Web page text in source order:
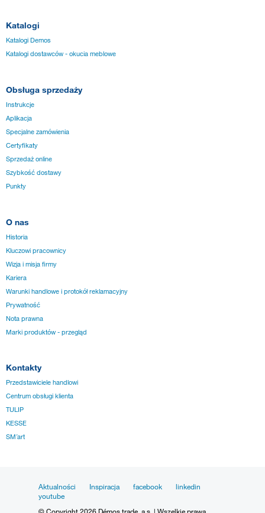
Katalogi
Katalogi Demos
Katalogi dostawców - okucia meblowe
Obsługa sprzedaży
Instrukcje
Aplikacja
Specjalne zamówienia
Certyfikaty
Sprzedaż online
Szybkość dostawy
Punkty
O nas
Historia
Kluczowi pracownicy
Wizja i misja firmy
Kariera
Warunki handlowe i protokół reklamacyjny
Prywatność
Nota prawna
Marki produktów - przegląd
Kontakty
Przedstawiciele handlowi
Centrum obsługi klienta
TULIP
KESSE
SM´art
Aktualności Inspiracja facebook
linkedin
youtube